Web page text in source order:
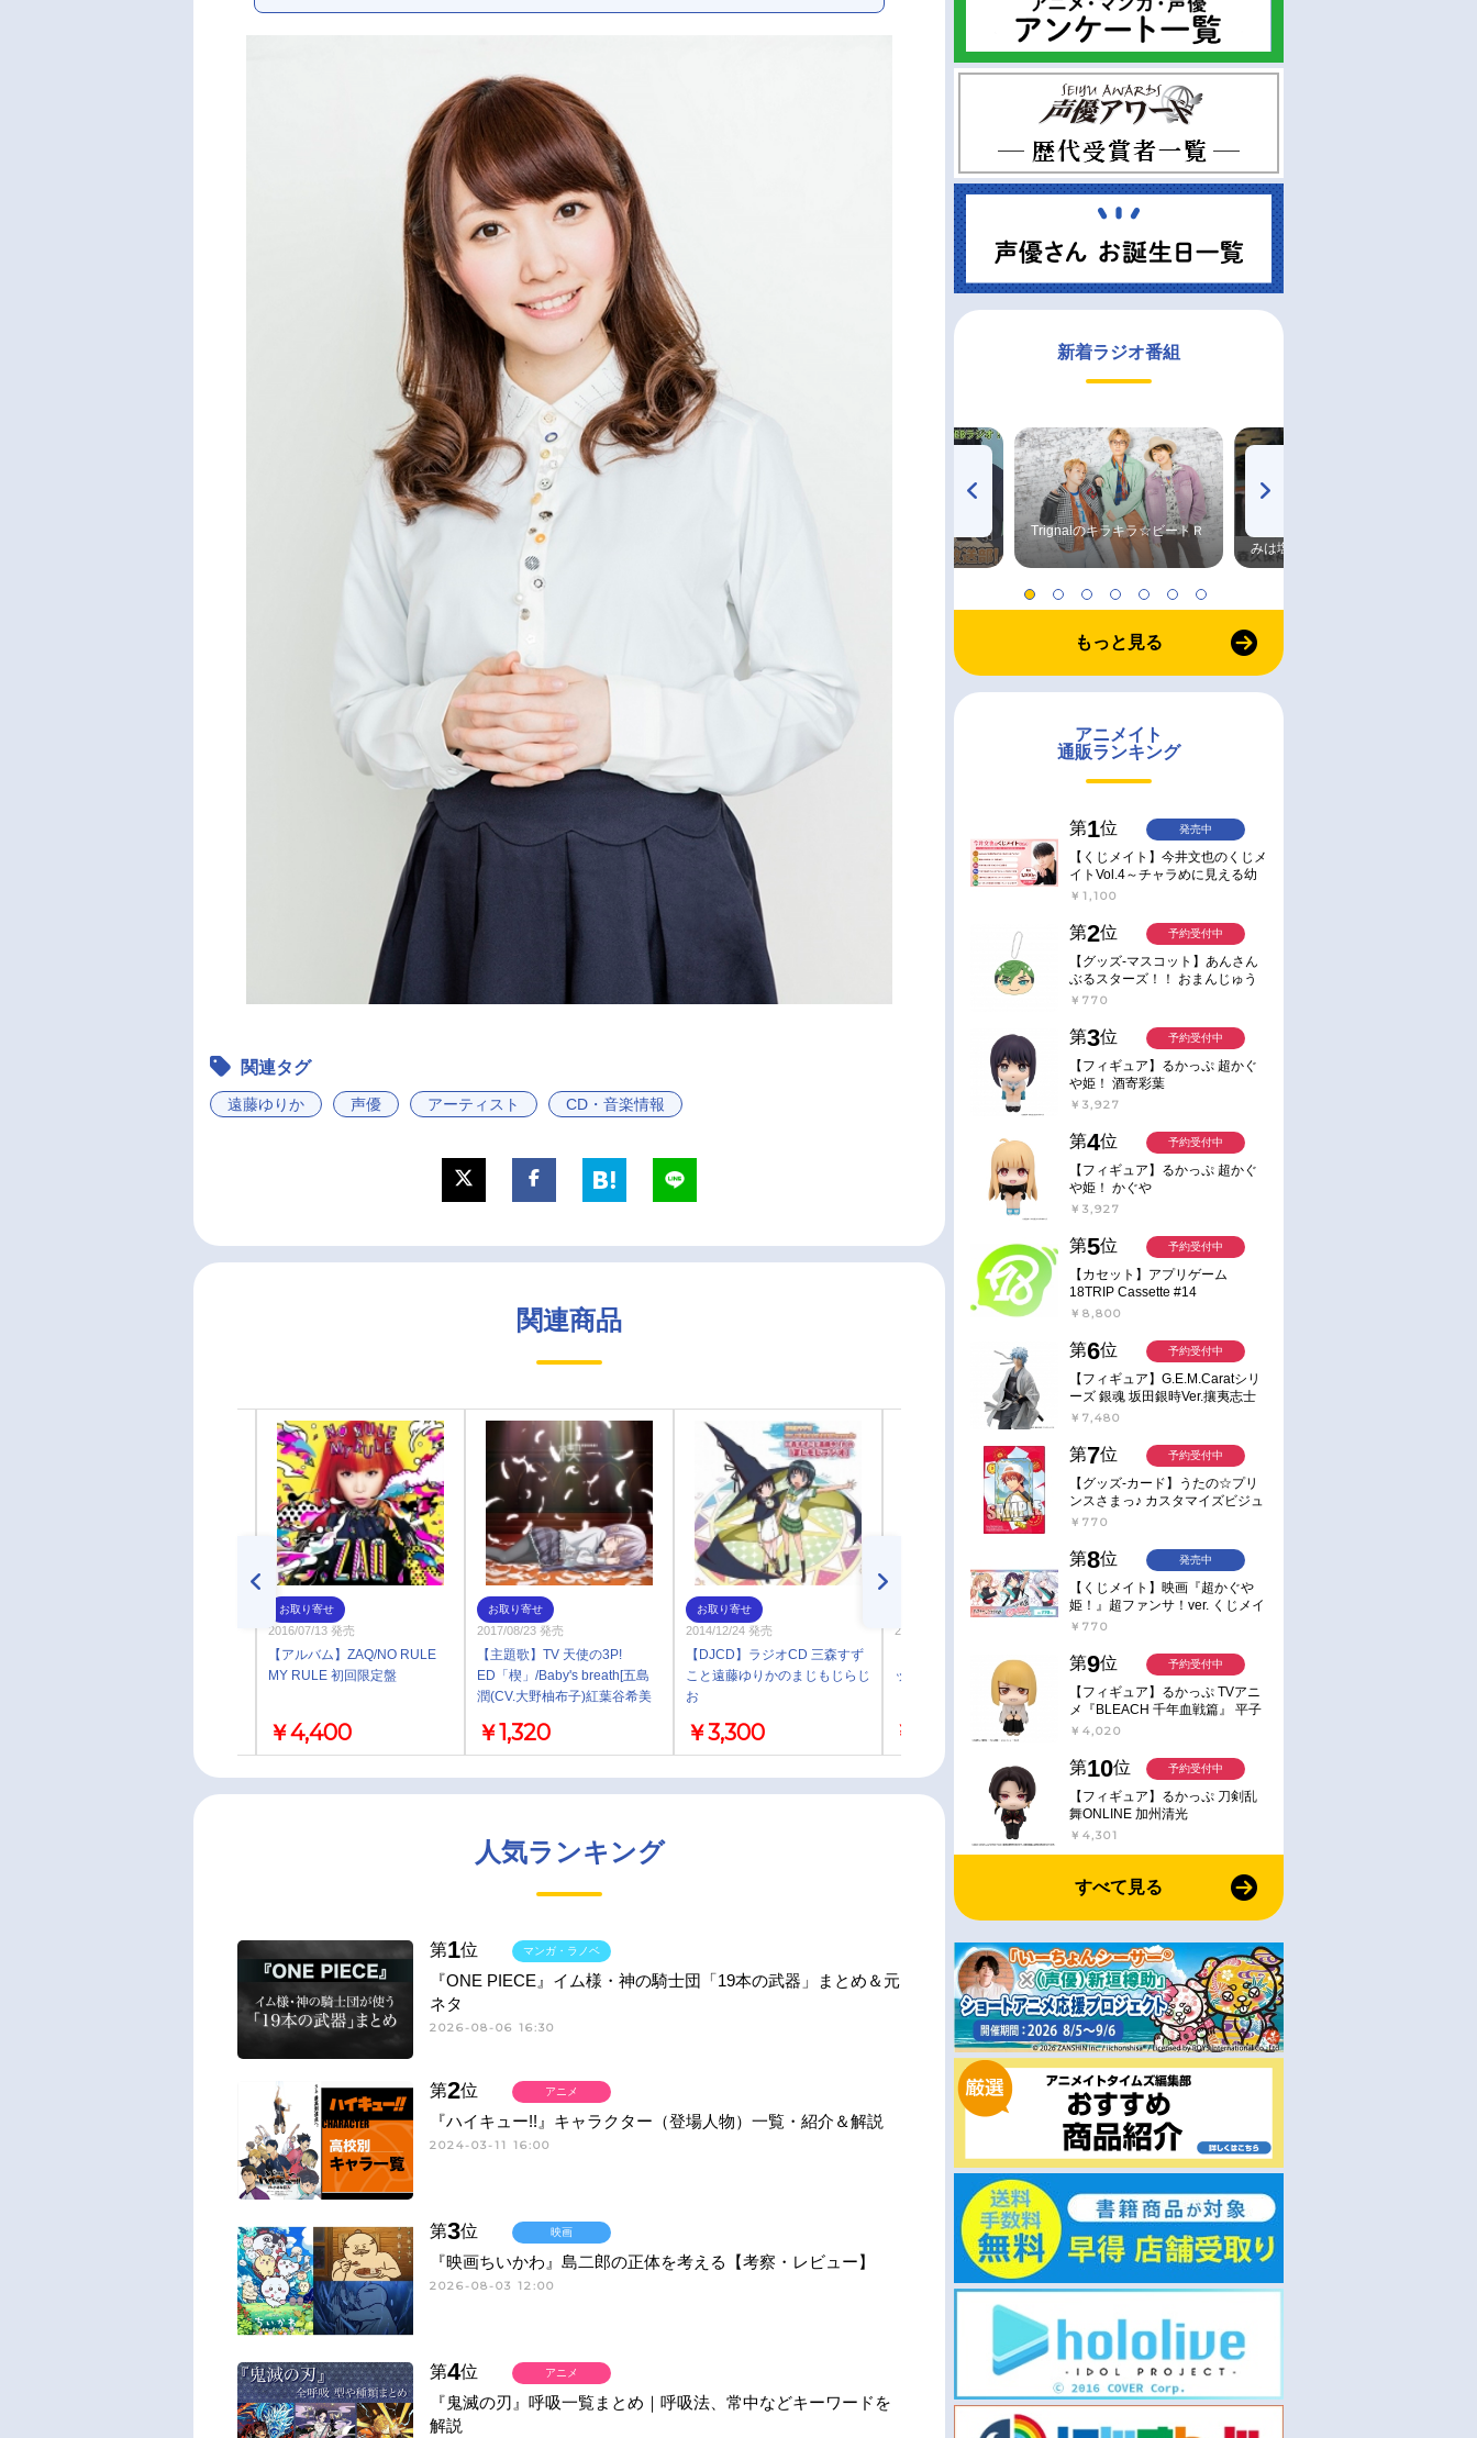
関連タグ
遠藤ゆりか 声優 アーティスト CD・音楽情報
関連商品
お取り寄せ
2016/07/13 発売
【アルバム】ZAQ/NO RULE
MY RULE 初回限定盤
￥4,400
お取り寄せ
2017/08/23 発売
【主題歌】TV 天使の3P!
ED「楔」/Baby's breath[五島
潤(CV.大野柚布子)紅葉谷希美
古賀葵)]
￥1,320
お取り寄せ
2014/12/24 発売
【DJCD】ラジオCD 三森すず
こと遠藤ゆりかのまじもじらじ
お
￥3,300
2019/06/21 発売
ックデートVOL.5
￥4,180
お取り寄せ
2017/09/27 発売
【アルバム】TV 天使の3P!
Three Angels Complete
Album♪
￥3,300
人気ランキング
第1位
『ONE PIECE』イム様・神の騎士団「19本の武器」まとめ＆元
ネタ
2026-08-06 16:30
マンガ・ラノベ
第2位
『ハイキュー!!』キャラクター（登場人物）一覧・紹介＆解説
2024-03-11 16:00
アニメ
第3位
『映画ちいかわ』島二郎の正体を考える【考察・レビュー】
2026-08-03 12:00
映画
第4位
『鬼滅の刃』呼吸一覧まとめ｜呼吸法、常中などキーワードを
解説
アニメ
新着ラジオ番組
Trignalのキラキラ☆ビートＲ
みは塩だけ
もっと見る
アニメイト
通販ランキング
第1位
【くじメイト】今井文也のくじメ
イトVol.4～チャラめに見える幼
馴染、実は一途で独占欲が強いん
￥1,100
発売中
第2位
【グッズ-マスコット】あんさん
ぶるスターズ！！ おまんじゅう
にぎにぎマスコット ねくすと2
￥770
予約受付中
第3位
【フィギュア】るかっぷ 超かぐ
や姫！ 酒寄彩葉
￥3,927
予約受付中
第4位
【フィギュア】るかっぷ 超かぐ
や姫！ かぐや
￥3,927
予約受付中
第5位
【カセット】アプリゲーム
18TRIP Cassette #14
￥8,800
予約受付中
第6位
【フィギュア】G.E.M.Caratシリ
ーズ 銀魂 坂田銀時Ver.攘夷志士
完成品フィギュア
￥7,480
予約受付中
第7位
【グッズ-カード】うたの☆プリ
ンスさまっ♪ カスタマイズビジュ
アルカードコレクション Best
￥770
予約受付中
第8位
【くじメイト】映画『超かぐや
姫！』超ファンサ！ver. くじメイ
ト
￥770
発売中
第9位
【フィギュア】るかっぷ TVアニ
メ『BLEACH 千年血戦篇』 平子
真子
￥4,020
予約受付中
第10位
【フィギュア】るかっぷ 刀剣乱
舞ONLINE 加州清光
￥4,301
予約受付中
すべて見る